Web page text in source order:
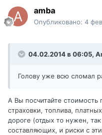
amba
Опубликовано: 4
04.02.2014 в 06:05,
Голову уже всю сломал
А Вы посчитайте стоимость
страховки, топлива,
дороге (отдых то нужен,
составляющих, и риски с